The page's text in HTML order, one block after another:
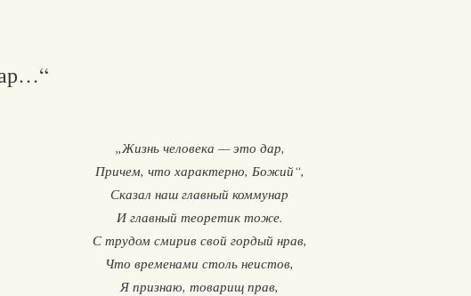
„Жизнь человека — это дар,
Причем, что характерно, Божий“,
Сказал наш главный коммунар
И главный теоретик тоже.
С трудом смирив свой гордый нрав,
Что временами столь неистов,
Я признаю, товарищ прав,